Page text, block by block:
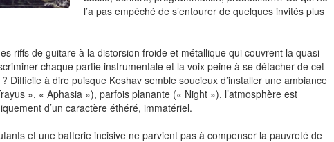
l’a pas empêché de s’entourer de quelques invités plus
riffs de guitare à la distorsion froide et métallique qui couvrent la quasi-
chaque partie instrumentale et la voix peine à se détacher de cet
Difficile à dire puisque Keshav semble soucieux d’installer une ambiance
», « Aphasia »), parfois planante (« Night »), l’atmosphère est
d’un caractère éthéré, immatériel.
et une batterie incisive ne parvient pas à compenser la pauvreté de